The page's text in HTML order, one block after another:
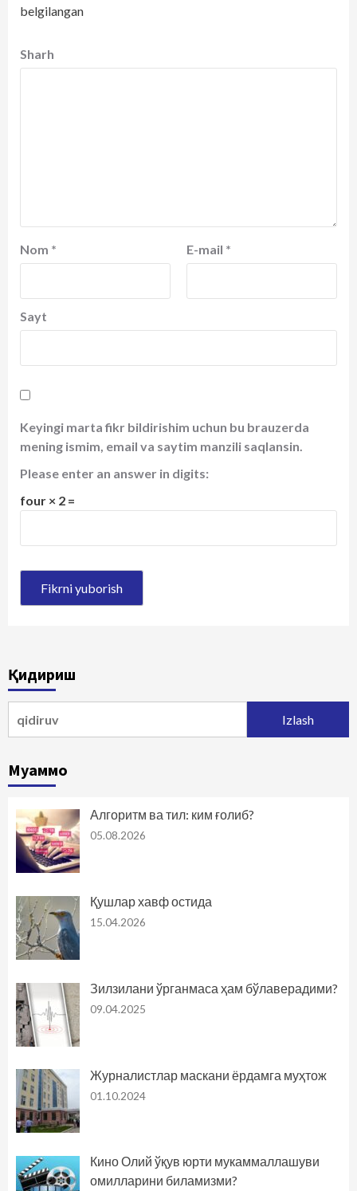
belgilangan
Sharh
Nom * E-mail *
Sayt
Keyingi marta fikr bildirishim uchun bu brauzerda
mening ismim, email va saytim manzili saqlansin.
Please enter an answer in digits:
four × 2 =
Қидириш
Муаммо
Алгоритм ва тил: ким ғолиб?
05.08.2026
Қушлар хавф остида
15.04.2026
Зилзилани ўрганмаса ҳам бўлаверадими?
09.04.2025
Журналистлар маскани ёрдамга муҳтож
01.10.2024
Кино Олий ўқув юрти мукаммаллашуви
омилларини биламизми?